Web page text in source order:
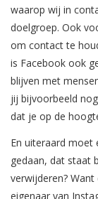
waarop wij in
doelgroep. Ook
om contact te
is Facebook ook
blijven met
jij bijvoorbeeld
dat je op de
En uiteraard moet
gedaan, dat staat
verwijderen?
eigenaar van